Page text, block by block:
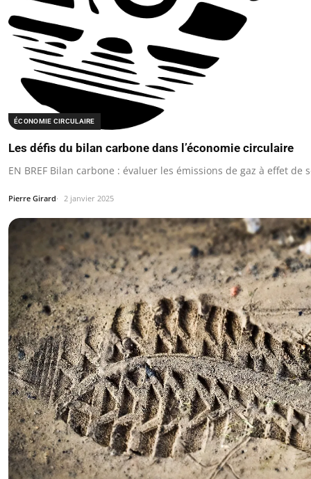
ÉCONOMIE CIRCULAIRE
Les défis du bilan carbone dans l’économie circulaire
EN BREF Bilan carbone : évaluer les émissions de gaz à effet de
Pierre Girard 2 janvier 2025